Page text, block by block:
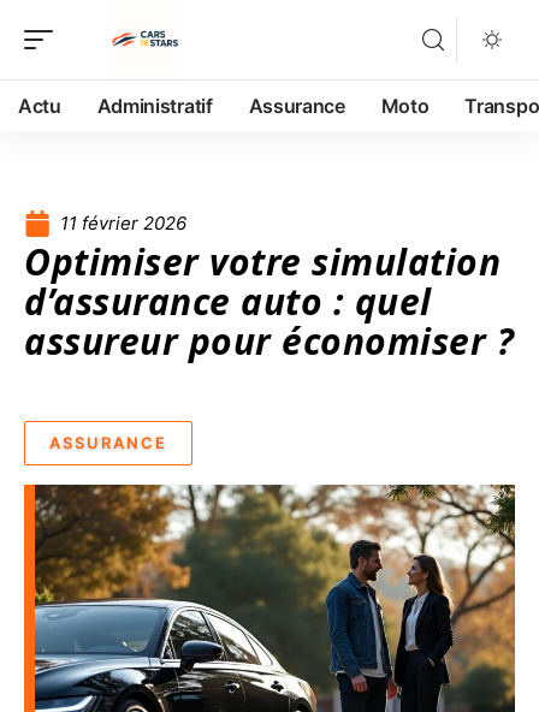
Actu Administratif Assurance Moto
11 février 2026
Optimiser votre simulation
d’assurance auto : quel
assureur pour économiser ?
ASSURANCE